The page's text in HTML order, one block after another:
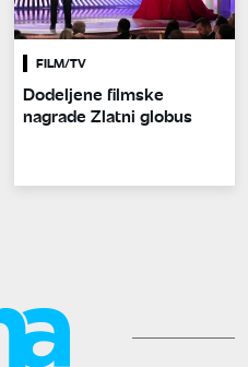
FILM/TV
Dodeljene filmske
nagrade Zlatni globus